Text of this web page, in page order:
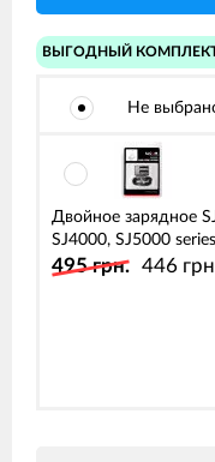
ВЫГОДНЫЙ
Не
Двойное зарядное
SJ4000, SJ5000 series
495 грн. 446